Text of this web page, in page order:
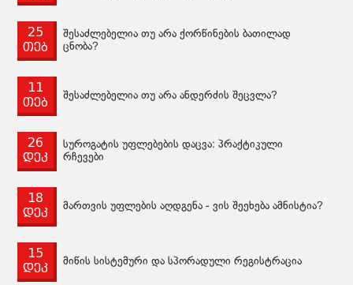
25
თებ
შესაძლებელია თუ არა ქორწინების ბათილად
ცნობა?
11
თებ
შესაძლებელია თუ არა ანდერძის შეცვლა?
26
დეკ
სუროგატის უფლებების დაცვა: პრაქტიკული
რჩევები
18
დეკ
მართვის უფლების აღდგენა - ვის შეეხება ამნისტია?
15
დეკ
მიწის სისტემური და სპორადული რეგისტრაცია